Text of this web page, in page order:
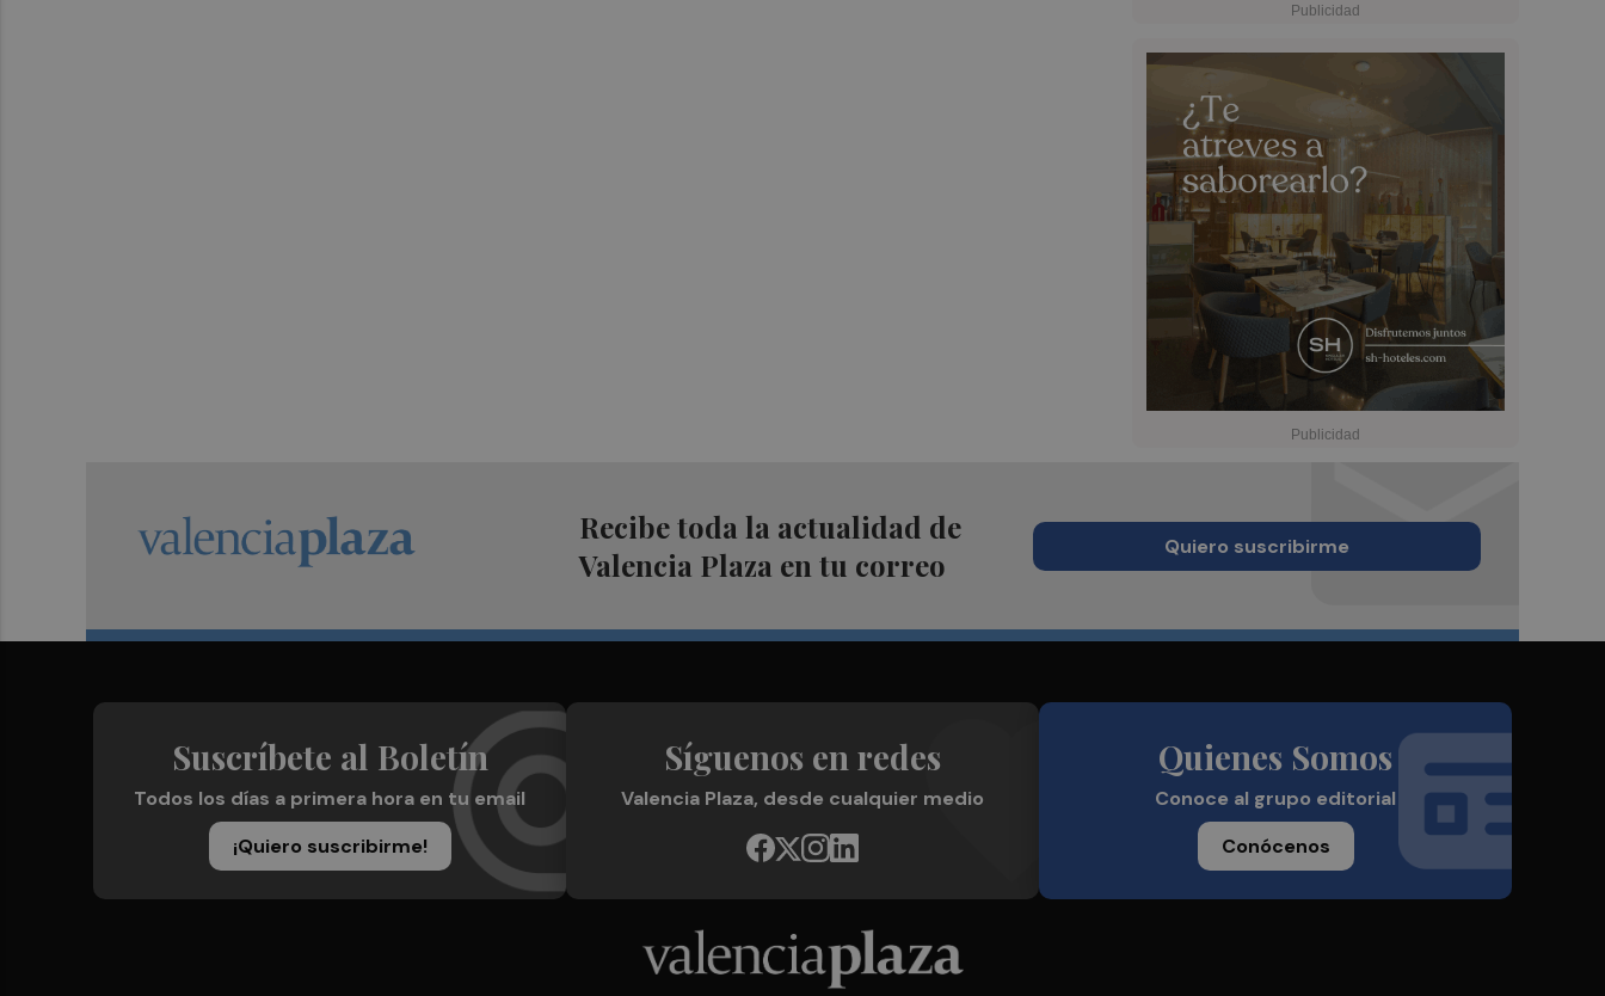
Recibe toda la actualidad de
Valencia Plaza en tu correo
Quiero suscribirme
Suscríbete al Boletín
Todos los días a primera hora en tu email
¡Quiero suscribirme!
Síguenos en redes
Valencia Plaza, desde cualquier medio
Quienes Somos
Conoce al grupo editorial
Conócenos